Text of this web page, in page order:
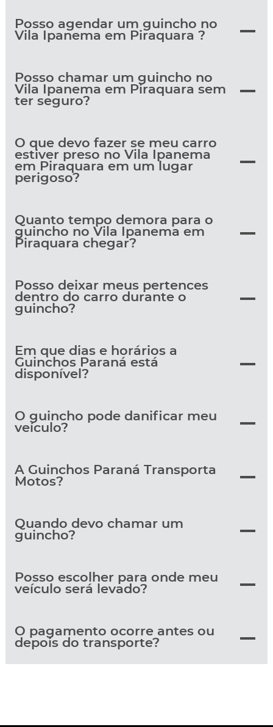
Posso agendar um guincho no
Vila Ipanema em Piraquara ?
Posso chamar um guincho no
Vila Ipanema em Piraquara sem
ter seguro?
O que devo fazer se meu carro
estiver preso no Vila Ipanema
em Piraquara em um lugar
perigoso?
Quanto tempo demora para o
guincho no Vila Ipanema em
Piraquara chegar?
Posso deixar meus pertences
dentro do carro durante o
guincho?
Em que dias e horários a
Guinchos Paraná está
disponível?
O guincho pode danificar meu
veículo?
A Guinchos Paraná Transporta
Motos?
Quando devo chamar um
guincho?
Posso escolher para onde meu
veículo será levado?
O pagamento ocorre antes ou
depois do transporte?